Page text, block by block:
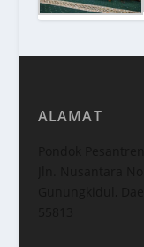
ALAMAT